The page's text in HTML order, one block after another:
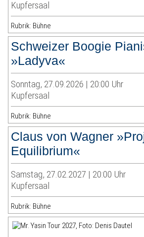
Kupfersaal
Rubrik: Bühne
Schweizer Boogie
»Ladyva«
Sonntag, 27.09.2026 | 20:00 Uhr
Kupfersaal
Rubrik: Bühne
Claus von Wagner
Equilibrium«
Samstag, 27.02.2027 | 20:00 Uhr
Kupfersaal
Rubrik: Bühne